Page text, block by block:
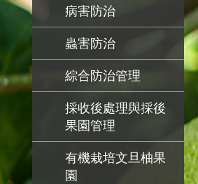
病害防治
蟲害防治
綜合防治管理
採收後處理與採後
果園管理
有機栽培文旦柚果
園